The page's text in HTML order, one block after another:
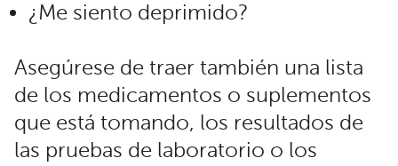
¿Me siento deprimido?
Asegúrese de traer también una lista
de los medicamentos o suplementos
que está tomando, los resultados de
las pruebas de laboratorio o los